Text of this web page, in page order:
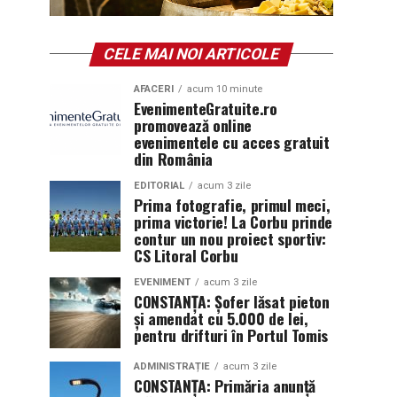
CELE MAI NOI ARTICOLE
AFACERI acum 10 minute
EvenimenteGratuite.ro
promovează online
evenimentele cu acces gratuit
din România
EDITORIAL acum 3 zile
Prima fotografie, primul meci,
prima victorie! La Corbu prinde
contur un nou proiect sportiv:
CS Litoral Corbu
EVENIMENT acum 3 zile
CONSTANȚA: Șofer lăsat pieton
și amendat cu 5.000 de lei,
pentru drifturi în Portul Tomis
ADMINISTRAȚIE acum 3 zile
CONSTANȚA: Primăria anunță